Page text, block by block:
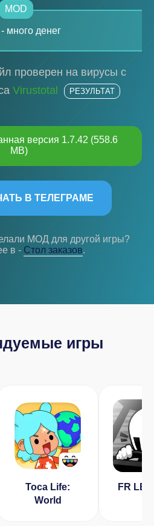
MOD
много денег
проверен на вирусы с
Virustotal РЕЗУЛЬТАТ
версия 1.7.42 (558.6
MB)
В ТЕЛЕГРАМЕ
МОД для другой игры?
в - Cтол заказов.
игры
Toca Life:
World
FR